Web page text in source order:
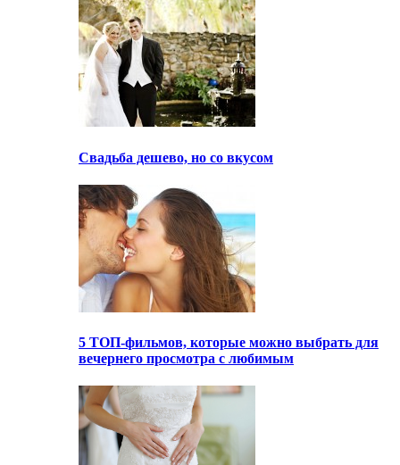
Свадьба дешево, но со вкусом
5 ТОП-фильмов, которые можно выбрать для
вечернего просмотра с любимым